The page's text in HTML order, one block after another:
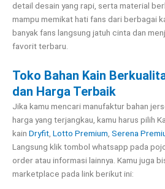
detail desain yang rapi, serta material
mampu memikat hati fans dari berbagai
banyak fans langsung jatuh cinta dan
favorit terbaru.
Toko Bahan Kain
dan Harga Terbaik
Jika kamu mencari manufaktur bahan
harga yang terjangkau, kamu harus pilih
kain Dryfit, Lotto Premium, Serena
Langsung klik tombol whatsapp pada
order atau informasi lainnya. Kamu juga
marketplace pada link berikut ini: